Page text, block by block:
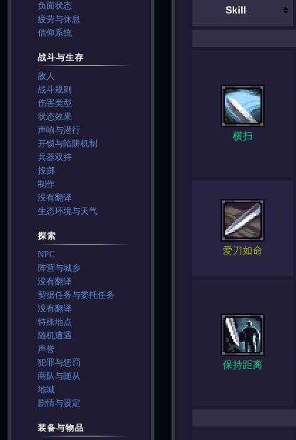
Skill
横扫
爱刀如命
保持距离
负面状态
疲劳与休息
信仰系统
战斗与生存
敌人
战斗规则
伤害类型
状态效果
声响与潜行
开锁与陷阱机制
兵器双持
投掷
制作
没有翻译
生态环境与天气
探索
NPC
阵营与城乡
没有翻译
契据任务与委托任务
没有翻译
特殊地点
随机遭遇
声誉
犯罪与惩罚
商队与随从
地城
剧情与设定
装备与物品